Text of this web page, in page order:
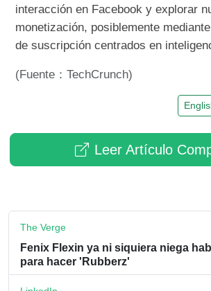
interacción en Facebook y explorar
monetización, posiblemente
de suscripción centrados en
(Fuente：TechCrunch)
Leer Artículo
The Verge
Fenix Flexin ya ni siquiera niega
para hacer 'Rubberz'